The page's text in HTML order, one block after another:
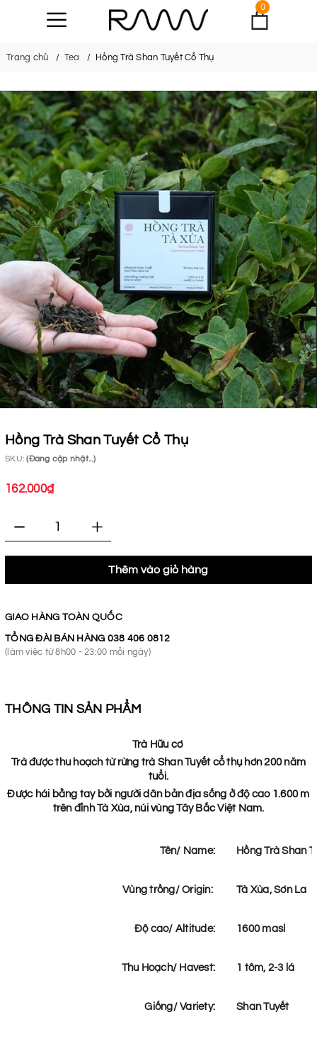
0
Trang chủ Tea Hồng Trà Shan Tuyết Cổ Thụ
Hồng Trà Shan Tuyết Cổ Thụ
SKU:(Đang cập nhật...)
162.000₫
Thêm vào giỏ hàng
GIAO HÀNG TOÀN QUỐC
TỔNG ĐÀI BÁN HÀNG 038 406 0812
(làm việc từ 8h00 - 23:00 mỗi ngày)
THÔNG TIN SẢN PHẨM
Trà Hữu cơ
Trà được thu hoạch từ rừng trà Shan Tuyết cổ thụ hơn 200 năm
tuổi.
Được hái bằng tay bởi người dân bản địa sống ở độ cao 1.600 m
trên đỉnh Tà Xùa, núi vùng Tây Bắc Việt Nam.
Tên/ Name: Hồng Trà Shan
Vùng trồng/ Origin: Tà Xùa, Sơn La
Độ cao/ Altitude: 1600 masl
Thu Hoạch/ Havest: 1 tôm, 2-3 lá
Giống/ Variety: Shan Tuyết